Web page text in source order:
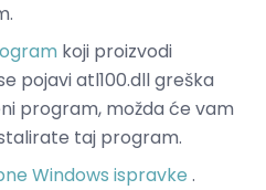
koji proizvodi
pojavi atl100.dll greška
program, možda će vam
taj program.
Windows ispravke .